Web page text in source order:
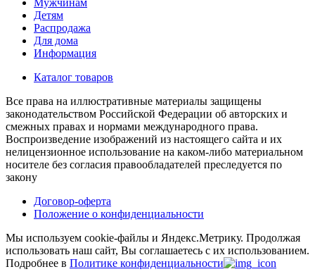
Детям
Распродажа
Для дома
Информация
Каталог товаров
Все права на иллюстративные материалы защищены
законодательством Российской Федерации об авторских и
смежных правах и нормами международного права.
Воспроизведение изображений из настоящего сайта и их
нелицензионное использование на каком-либо материальном
носителе без согласия правообладателей преследуется по
закону
Договор-оферта
Положение о конфиденциальности
Мы используем cookie-файлы и Яндекс.Метрику. Продолжая
использовать наш сайт, Вы соглашаетесь с их использованием.
Подробнее в Политике конфиденциальности